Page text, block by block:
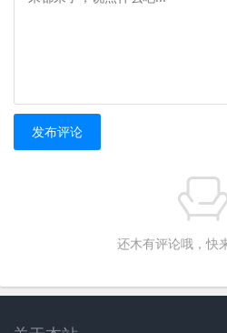
发布评论
还木有评论哦，快